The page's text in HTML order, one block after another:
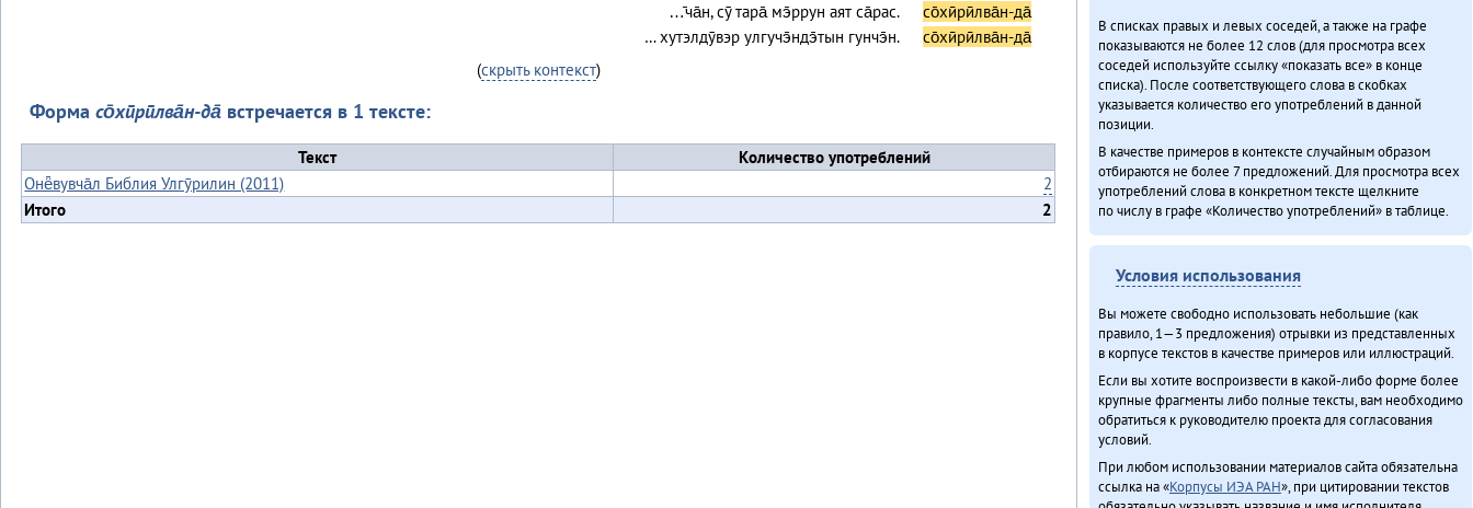
…̄ча̄н, сӯ тара̄ мэ̄ррун аят са̄рас.
со̄хӣрӣлва̄н-да̄
… хутэлдӯвэр улгучэ̄ндэ̄тын гунчэ̄н.
со̄хӣрӣлва̄н-да̄
(скрыть контекст)
Формасо̄хӣрӣлва̄н-да̄ встречается в 1 тексте:
Текст
Количество употреблений
Онё̄вувча̄л Библия Улгӯрилин (2011)
2
Итого
2
В списках правых и левых соседей, а также на графе
показываются не более 12 слов (для просмотра всех
соседей используйте ссылку «показать все» в конце
списка). После соответствующего слова в скобках
указывается количество его употреблений в данной
позиции.
В качестве примеров в контексте случайным образом
отбираются не более 7 предложений. Для просмотра всех
употреблений слова в конкретном тексте щелкните
по числу в графе «Количество употреблений» в таблице.
Условия использования
Вы можете свободно использовать небольшие (как
правило, 1—3 предложения) отрывки из представленных
в корпусе текстов в качестве примеров или иллюстраций.
Если вы хотите воспроизвести в какой-либо форме более
крупные фрагменты либо полные тексты, вам необходимо
обратиться к руководителю проекта для согласования
условий.
При любом использовании материалов сайта обязательна
ссылка на «Корпусы ИЭА РАН», при цитировании текстов